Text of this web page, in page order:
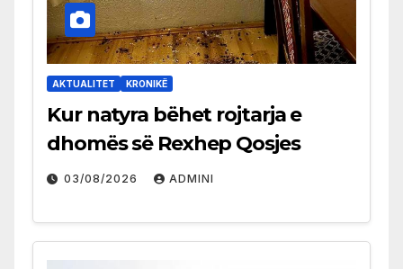
AKTUALITET KRONIKË
Kur natyra bëhet rojtarja e
dhomës së Rexhep Qosjes
03/08/2026 ADMINI